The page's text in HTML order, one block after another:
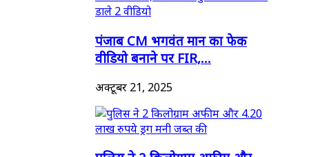
पंजाब CM भगवंत मान का फेक
वीडियो बनाने पर FIR,...
अक्टूबर 21, 2025